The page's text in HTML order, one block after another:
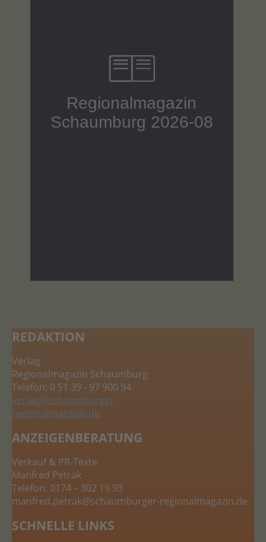
REDAKTION
Verlag
Regionalmagazin Schaumburg
Telefon: 0 51 39 - 97 900 94
verlag@schaumburger
regionalmagazin.de
ANZEIGENBERATUNG
Verkauf & PR-Texte
Manfred Petrak
Telefon: 0174 – 302 19 93
manfred.petrak@schaumburger-regionalmagazin.de
SCHNELLE LINKS